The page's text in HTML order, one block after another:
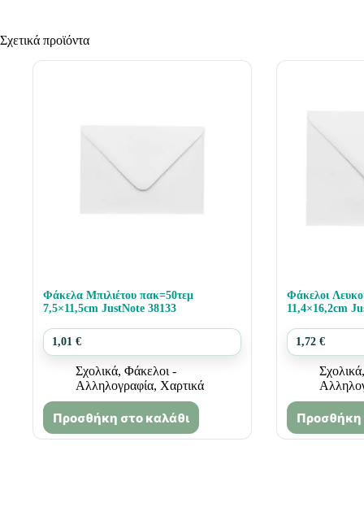
Σχετικά προϊόντα
Φάκελα Μπιλιέτου πακ=50τεμ
7,5×11,5cm JustNote 38133
1,01 €
Σχολικά, Φάκελοι -
Αλληλογραφία, Χαρτικά
Προσθήκη στο καλάθι
Φάκελοι
11,4×16,2cm
1,72 €
Σχολικά
Προσθήκη